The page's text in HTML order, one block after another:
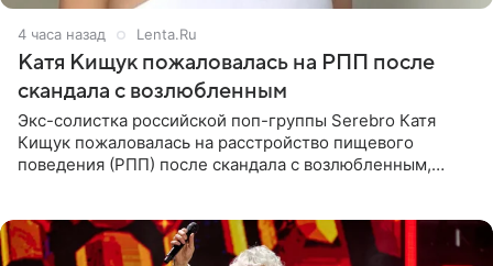
4 часа назад Lenta.Ru
Катя Кищук пожаловалась на РПП после
скандала с возлюбленным
Экс-солистка российской поп-группы Serebro Катя
Кищук пожаловалась на расстройство пищевого
поведения (РПП) после скандала с возлюбленным,